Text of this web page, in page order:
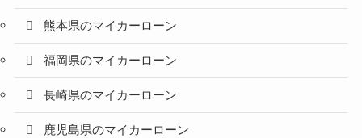
熊本県のマイカーローン
福岡県のマイカーローン
長崎県のマイカーローン
鹿児島県のマイカーローン